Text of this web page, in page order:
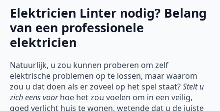
Elektricien Linter nodig? Belang
van een professionele
elektricien
Natuurlijk, u zou kunnen proberen om zelf
elektrische problemen op te lossen, maar waarom
zou u dat doen als er zoveel op het spel staat?Stelt u
zich eens voorhoe het zou voelen om in een veilig,
goed verlicht huis te wonen, wetende dat u de juiste